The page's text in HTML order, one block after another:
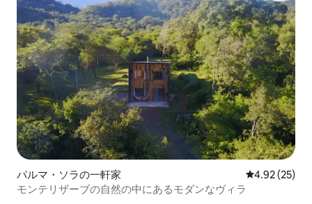
パルマ・ソラの一軒家 レビュー25
4.92 (25)
モンテリザーブの自然の中にあるモダンなヴィラ